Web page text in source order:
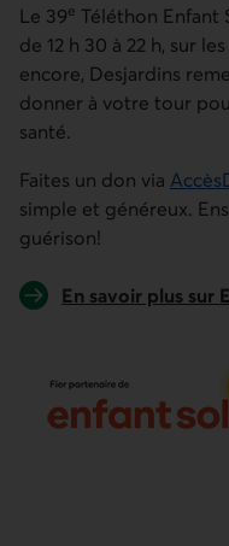
Le 39e Téléthon Enfant
de 12 h 30 à 22 h, sur
encore, Desjardins
donner à votre tour
santé.
Faites un don via
simple et généreux.
guérison!
En savoir plus sur
Lien externe au site.